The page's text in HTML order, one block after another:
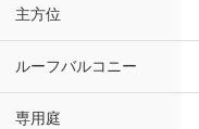
主方位
ルーフバルコニー
専用庭